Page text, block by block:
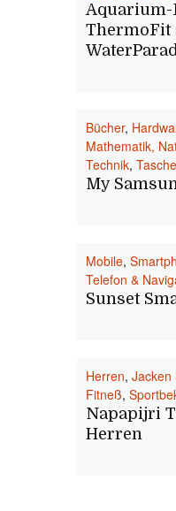
ThermoFit
Bücher,
Mathematik,
Technik,
My
Mobile,
Telefon &
Sunset
Herren, Jacken
Fitneß,
Napapijri
Herren